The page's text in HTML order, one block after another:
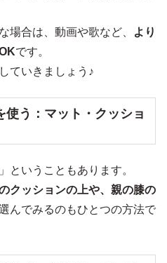
場合は、動画や歌など、
より
です。
ていきましょう♪
う：マット・クッショ
ということもあります。
クッションの上や、親の膝の
んでみるのもひとつの方法で